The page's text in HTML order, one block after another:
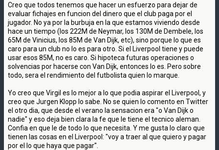
Creo que todos tenemos que hacer un esfuerzo para dejar de
evaluar fichajes en funcion del dinero que el club paga por el
jugador. No ya por la burbuja en la que estamos viviendo desde
hace un tiempo (los 222M de Neymar, los 130M de Dembele, los
65M de Vinicius, los 85M de Van Dijk, etc), sino porque lo que es
caro para un club no lo es para otro. Si el Liverpool tiene y puede
usar esos 85M, no es caro. Si hipoteca futuras operaciones o
solvencias por hacerse con Van Dijk, entonces lo es. Pero sobre
todo, sera el rendimiento del futbolista quien lo marque.
Yo creo que Virgil es lo mejor a lo que podia aspirar el Liverpool, y
creo que Jurgen Klopp lo sabe. No se quien lo comento en Twitter
el otro dia, que desde el verano la sensacion era "o Van Dijk o
nadie" y eso deja bien clara la fe que le tiene el tecnico aleman.
Confia en que le de todo lo que necesita. Y me gusta lo claro que
tienen las cosas en el Liverpool: "voy a traer al que quiero y pagar
por el lo que haya que pagar".